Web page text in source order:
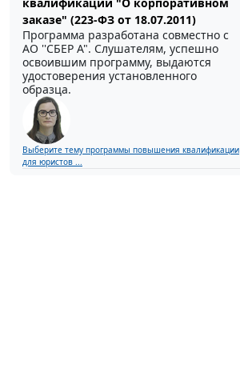
заказе" (223-ФЗ от 18.07.2011)
Программа разработана совместно с
АО ''СБЕР А". Слушателям, успешно
освоившим программу, выдаются
удостоверения установленного
образца.
Выберите тему программы повышения квалификации
для юристов ...